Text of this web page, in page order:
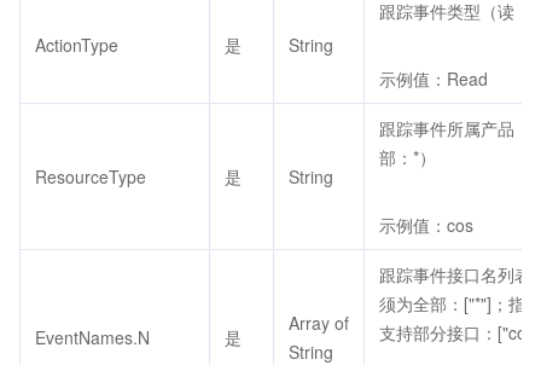
ActionType 是 String
跟踪事件类型（读：
示例值：Read
ResourceType 是 String
跟踪事件所属产品（
部：*）
示例值：cos
EventNames.N 是
Array of
String
跟踪事件接口名列表
须为全部：["*"]；指
支持部分接口：